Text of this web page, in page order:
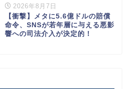
2026年8月7日
【衝撃】メタに5.6億ドルの賠償
命令、SNSが若年層に与える悪影
響への司法介入が決定的！